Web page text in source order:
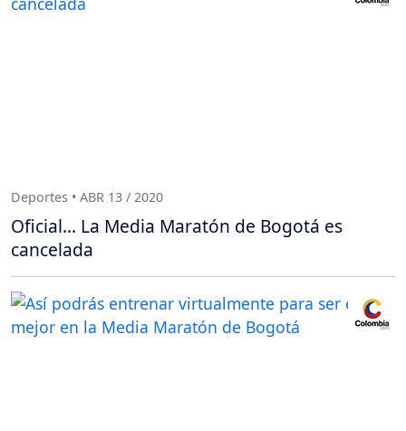
Deportes • ABR 13 / 2020
Oficial... La Media Maratón de Bogotá es
cancelada